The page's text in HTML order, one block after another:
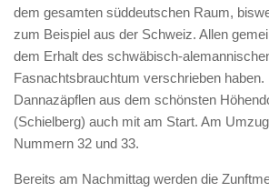
dem gesamten süddeutschen Raum,
zum Beispiel aus der Schweiz. Allen
dem Erhalt des schwäbisch-
Fasnachtsbrauchtum verschrieben haben.
Dannazäpflen aus dem schönsten
(Schielberg) auch mit am Start. Am
Nummern 32 und 33.
Bereits am Nachmittag werden die